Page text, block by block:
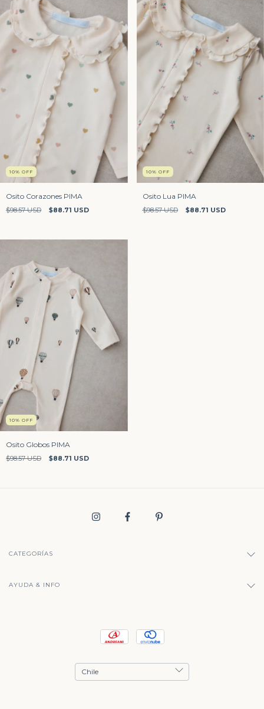
10% OFF
Osito Corazones PIMA
$98.57 USD $88.71 USD
10% OFF
Osito Lua PIMA
$98.57 USD $88.71 USD
10% OFF
Osito Globos PIMA
$98.57 USD $88.71 USD
CATEGORÍAS
AYUDA & INFO